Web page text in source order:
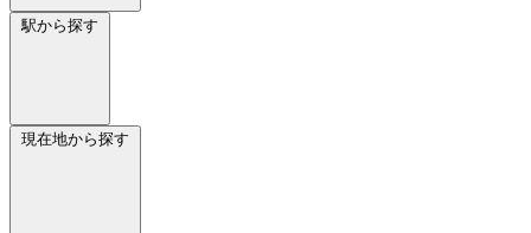
駅から探す
現在地から探す